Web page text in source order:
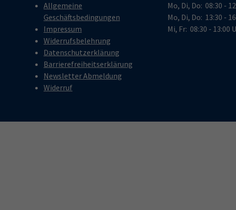
Allgemeine
Geschäftsbedingungen
Impressum
Widerrufsbelehrung
Datenschutzerklärung
Barrierefreiheitserklärung
Newsletter Abmeldung
Widerruf
Mo, Di, Do: 08:30 -
Mo, Di, Do: 13:30 -
Mi, Fr: 08:30 - 13:00